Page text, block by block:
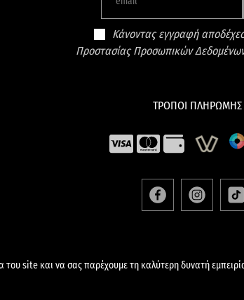
site και να σας παρέχουμε τη καλύτερη δυνατή
Κάνοντας εγγραφή
Προστασίας Προσωπικών Δεδομένων
ΤΡΟΠΟΙ ΠΛΗΡΩΜΗΣ
ΟΡΟΙ & ΠΡΟΫΠΟΘΕΣΕΙΣ ΠΟΛΙΤΙΚΗ